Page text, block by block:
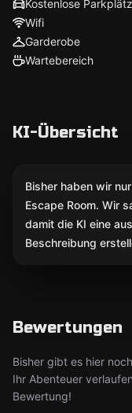
Kostenlose
Wifi
Garderobe
Wartebereich
KI-Übersicht
Bisher haben wir
Escape Room. Wir
damit die KI eine
Beschreibung
Bewertungen
Bisher gibt es hier
Ihr Abenteuer
Bewertung!